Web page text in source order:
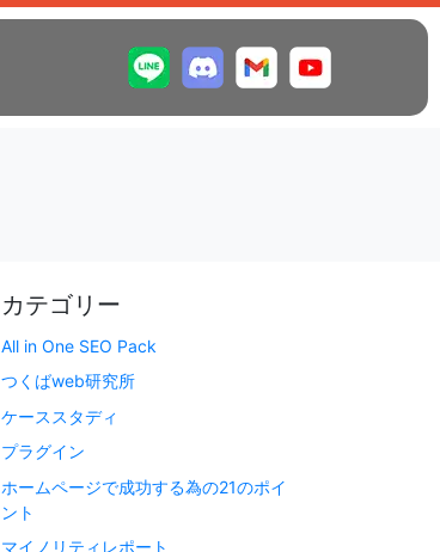
カテゴリー
All in One SEO Pack
つくばweb研究所
ケーススタディ
プラグイン
ホームページで成功する為の21のポイ
ント
マイノリティレポート